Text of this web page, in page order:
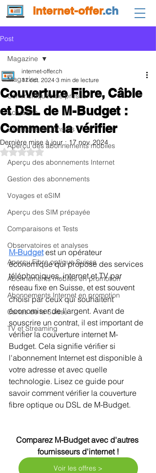
internet-offer.ch
Post
Magazine
Communiqués de presse
Actualités
Questions et Conseils
Aperçu des abonnements mobiles
Aperçu des abonnements Internet
Gestion des abonnements
Voyages et eSIM
Aperçu des SIM prépayée
Comparaisons et Tests
Observatoires et analyses
Aperçu Fibre optique Suisse
Abonnements mobiles en promotion
Abonnements Internet en promotion
Cartes de la Suisse
TV et Streaming
Magazine
Couverture Fibre, Câble
et DSL de M-Budget :
Comment la vérifier
internet-offer.ch
11 oct. 2024 3 min de lecture
Dernière mise à jour :17 nov. 2024
Noté NaN étoiles sur 5.
M-Budget est un opérateur
économique qui propose des services
téléphoniques, internet et TV par
réseau fixe en Suisse, et est souvent
choisi par ceux qui souhaitent
économiser de l'argent. Avant de
souscrire un contrat, il est important de
vérifier la couverture internet M-
Budget. Cela signifie vérifier si
l'abonnement Internet est disponible à
votre adresse et avec quelle
technologie. Lisez ce guide pour
savoir comment vérifier la couverture
fibre optique ou DSL de M-Budget.
Comparez M-Budget avec d'autres
fournisseurs d'internet !
Voir les offres >